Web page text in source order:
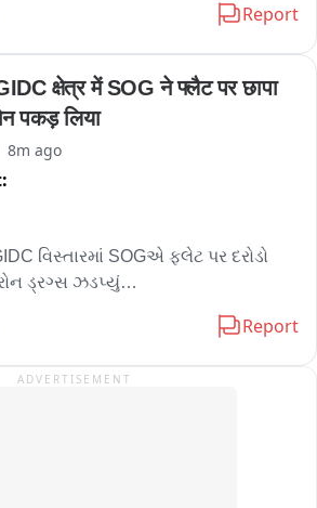
के बाद छुट्टी दे दी गई। पुलिस के मुताबिक,
दूर बसे एक छोटे से खूबसूरत गाँव बटोली
है... हर साल मानसून के सीजन में ये रास्ता
है... गांव में दाखिल होने वाले इस एकमात्र रास्ते
खाई बना दी... लंबे समय से इस परेशानी को
आज गाँव से विस्थापित हो चुके हैं... बीते साल
एक बड़ी घटना घटी... पहाड़ के ऊपर भारी मात्रा
ने अचानक तेज बारिश के साथ इस घाटी में
तक ये गहरी और भयानक खाई बना
ग्रामीणों के लिए मौत की खाई को पार करने
बंसल के नेतृत्व में पूरा प्रशासनिक अमला और
गया... प्रशासन ने ग्रामीणों को आश्वस्त
Report
क्षेत्र में SOG ने फ्लैट पर छापा
पकड़ लिया
8m ago
વિસ્તારમાં SOGએ ફ્લેટ પર દરોડો
ડ્રગ્સ ઝડપ્યું
પાલ ઝડપાયો, બે आरोपી मિથિલેશ
Report
ADVERTISEMENT